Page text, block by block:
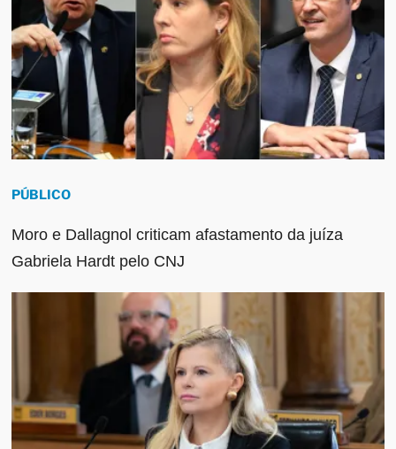
PÚBLICO
Moro e Dallagnol criticam afastamento da juíza
Gabriela Hardt pelo CNJ